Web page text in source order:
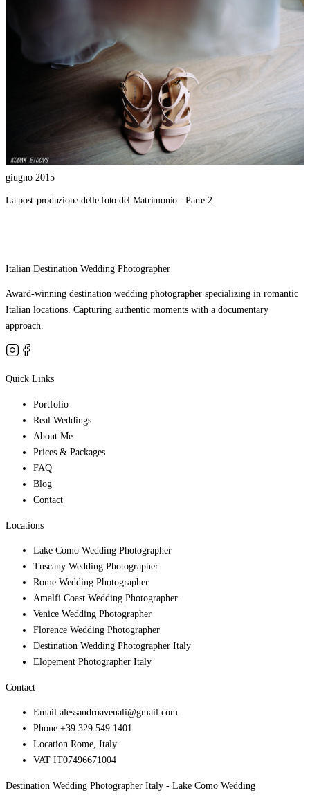
giugno 2015
La post-produzione delle foto del Matrimonio - Parte 2
Italian Destination Wedding Photographer
Award-winning destination wedding photographer specializing in romantic
Italian locations. Capturing authentic moments with a documentary
approach.
Quick Links
Portfolio
Real Weddings
About Me
Prices & Packages
FAQ
Blog
Contact
Locations
Lake Como Wedding Photographer
Tuscany Wedding Photographer
Rome Wedding Photographer
Amalfi Coast Wedding Photographer
Venice Wedding Photographer
Florence Wedding Photographer
Destination Wedding Photographer Italy
Elopement Photographer Italy
Contact
Email alessandroavenali@gmail.com
Phone +39 329 549 1401
Location Rome, Italy
VAT IT07496671004
Destination Wedding Photographer Italy - Lake Como Wedding